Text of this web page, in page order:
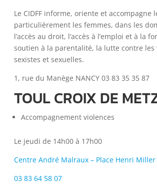
Le CIDFF informe, oriente et accompagne
particulièrement les femmes, dans les
l’accès au droit, l’accès à l’emploi et à la
soutien à la parentalité, la lutte contre les
sexistes et sexuelles.
1, rue du Manège NANCY 03 83 35 35 87
TOUL CROIX DE
Accompagnement violences
Le jeudi de 14h00 à 17h00
Centre André Malraux – Place Henri Miller
03 83 64 58 07